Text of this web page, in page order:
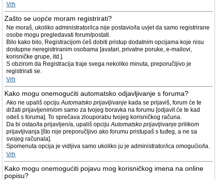
Vrh
Zašto se uopće moram registrirati?
Ne moraš, ukoliko administrator/ica nije postavio/la uvjet da samo registrirane
osobe mogu pregledavati forum/postati.
Bilo kako bilo, Registracijom ćeš dobiti pristup dodatnim opcijama koje nisu
dostupne neregistriranim osobama [avatari, privatne poruke, e-mailovi,
korisničke grupe, itd.].
S obzirom da Registracija traje svega nekoliko minuta, preporučljivo je
registrirati se.
Vrh
Kako mogu onemogućiti automatsko odjavljivanje s foruma?
Ako ne upališ opcijuAutomatsko prijavljivanje kada se prijaviš, forum će te
držati prijavljenim/om samo za tvojeg boravka na forumu [odjavit će te kad
odeš s foruma]. To sprečava zlouporabu tvojeg korisničkog računa.
Da bi ostao/la prijavljen/a, upališ opcijuAutomatsko prijavljivanje prilikom
prijavljivanja [što nije preporučljivo ako forumu pristupaš s tuđeg, a ne sa
svojeg računala].
Spomenuta opcija je vidljiva samo ukoliko ju je administrator/ica omogućio/la.
Vrh
Kako mogu onemogućiti pojavu mog korisničkog imena na online
popisu?